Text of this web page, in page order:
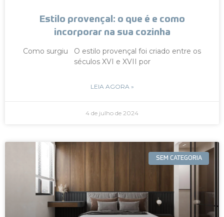
Estilo provençal: o que é e como
incorporar na sua cozinha
Como surgiu O estilo provençal foi criado entre os
séculos XVI e XVII por
LEIA AGORA »
4 de julho de 2024
SEM CATEGORIA